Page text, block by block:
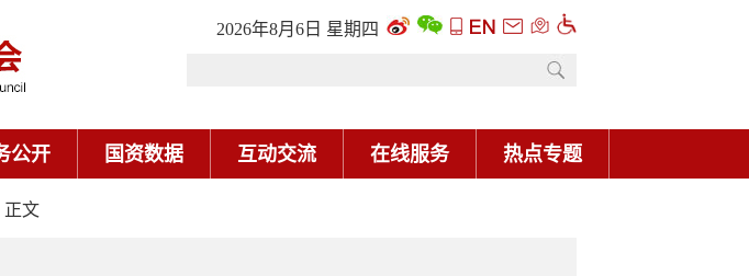
2026年8月6日 星期四
公开 国资数据 互动交流 在线服务 热点专题
正文